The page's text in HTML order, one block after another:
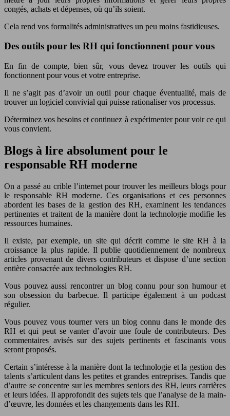
congés, achats et dépenses, où qu’ils soient.
Cela rend vos formalités administratives un peu moins fastidieuses.
Des outils pour les RH qui fonctionnent pour vous
En fin de compte, bien sûr, vous devez trouver les outils qui
fonctionnent pour vous et votre entreprise.
Il ne s’agit pas d’avoir un outil pour chaque éventualité, mais de
trouver un logiciel convivial qui puisse rationaliser vos processus.
Déterminez vos besoins et continuez à expérimenter pour voir ce qui
vous convient.
Blogs à lire absolument pour le
responsable RH moderne
On a passé au crible l’internet pour trouver les meilleurs blogs pour
le responsable RH moderne. Ces organisations et ces personnes
abordent les bases de la gestion des RH, examinent les tendances
pertinentes et traitent de la manière dont la technologie modifie les
ressources humaines.
Il existe, par exemple, un site qui décrit comme le site RH à la
croissance la plus rapide. Il publie quotidiennement de nombreux
articles provenant de divers contributeurs et dispose d’une section
entière consacrée aux technologies RH.
Vous pouvez aussi rencontrer un blog connu pour son humour et
son obsession du barbecue. Il participe également à un podcast
régulier.
Vous pouvez vous tourner vers un blog connu dans le monde des
RH et qui peut se vanter d’avoir une foule de contributeurs. Des
commentaires avisés sur des sujets pertinents et fascinants vous
seront proposés.
Certain s’intéresse à la manière dont la technologie et la gestion des
talents s’articulent dans les petites et grandes entreprises. Tandis que
d’autre se concentre sur les membres seniors des RH, leurs carrières
et leurs idées. Il approfondit des sujets tels que l’analyse de la main-
d’œuvre, les données et les changements dans les RH.